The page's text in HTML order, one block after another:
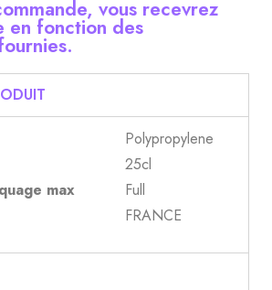
vous recevrez
en fonction des
Polypropylene
25cl
max
Full
FRANCE